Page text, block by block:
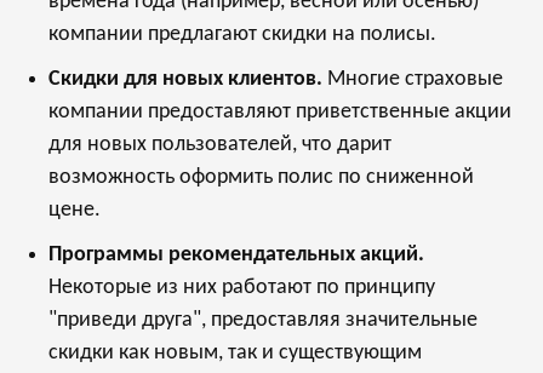
компании предлагают скидки на полисы.
Скидки для новых клиентов. Многие страховые
компании предоставляют приветственные акции
для новых пользователей, что дарит
возможность оформить полис по сниженной
цене.
Программы рекомендательных акций.
Некоторые из них работают по принципу
"приведи друга", предоставляя значительные
скидки как новым, так и существующим